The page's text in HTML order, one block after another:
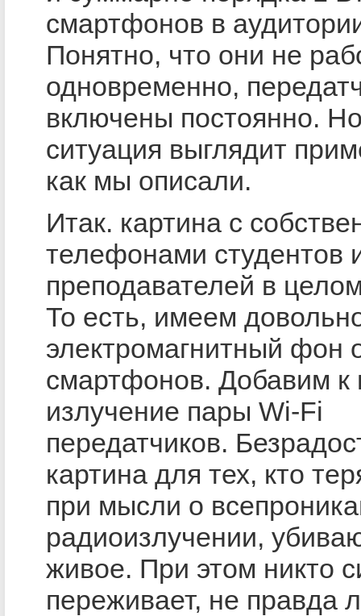
смартфонов в
Понятно, что они не
одновременно,
включены постоянно.
ситуация выглядит
как мы описали.
Итак. картина с
телефонами студентов
преподавателей в
То есть, имеем
электромагнитный фон
смартфонов. Добавим
излучение пары Wi-Fi
передатчиков.
картина для тех, кто
при мысли о
радиоизлучении,
живое. При этом никто
переживает, не правда